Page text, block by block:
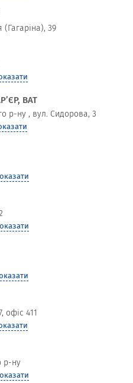
39
ВАТ
р-ну , вул. Сидорова, 3
офіс 411
р-ну